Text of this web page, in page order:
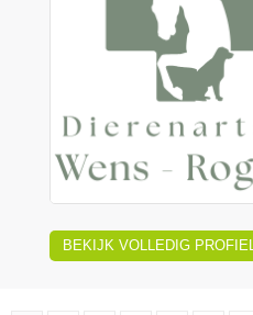
BEKIJK VOLLEDIG PROFIEL